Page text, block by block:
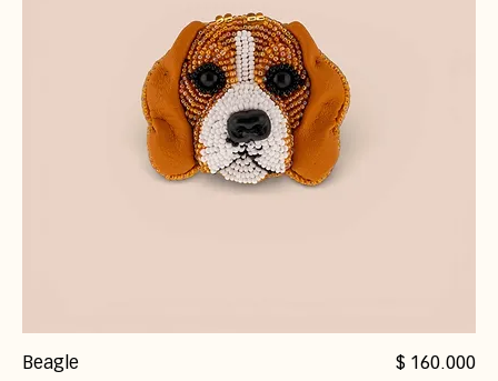
Beagle Precio
$ 160.000